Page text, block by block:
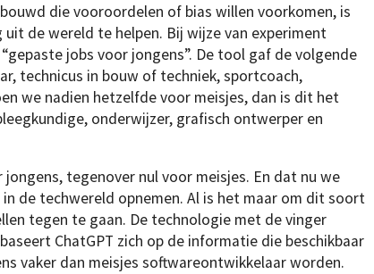
die vooroordelen of bias willen voorkomen, is
de wereld te helpen. Bij wijze van experiment
jobs voor jongens”. De tool gaf de volgende
technicus in bouw of techniek, sportcoach,
we nadien hetzelfde voor meisjes, dan is dit het
onderwijzer, grafisch ontwerper en
tegenover nul voor meisjes. En dat nu we
de techwereld opnemen. Al is het maar om dit soort
tegen te gaan. De technologie met de vinger
ChatGPT zich op de informatie die beschikbaar
vaker dan meisjes softwareontwikkelaar worden.